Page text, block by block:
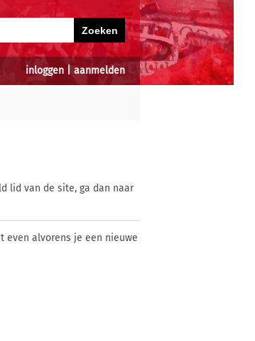
inloggen aanmelden
lid van de site, ga dan naar
even alvorens je een nieuwe